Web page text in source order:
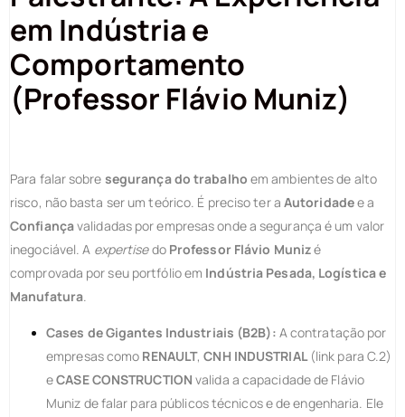
em Indústria e
Comportamento
(Professor Flávio Muniz)
Para falar sobre segurança do trabalho em ambientes de alto
risco, não basta ser um teórico. É preciso ter a Autoridadee a
Confiançavalidadas por empresas onde a segurança é um valor
inegociável. A expertisedo Professor Flávio Munizé
comprovada por seu portfólio em Indústria Pesada, Logística e
Manufatura
Cases de Gigantes Industriais (B2B): A contratação por
empresas como RENAULT,CNH INDUSTRIAL(link para C.2)
eCASE CONSTRUCTION valida a capacidade de Flávio
Muniz de falar para públicos técnicos e de engenharia. Ele